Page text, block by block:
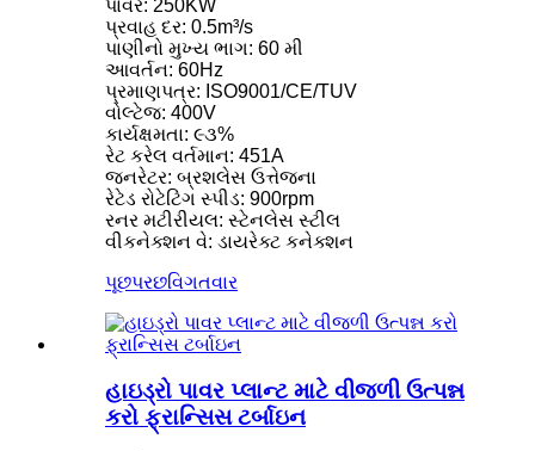
પાવર: 250KW
પ્રવાહ દર: 0.5m³/s
પાણીનો મુખ્ય ભાગ: 60 મી
આવર્તન: 60Hz
પ્રમાણપત્ર: ISO9001/CE/TUV
વોલ્ટેજ: 400V
કાર્યક્ષમતા: ૯૩%
રેટ કરેલ વર્તમાન: 451A
જનરેટર: બ્રશલેસ ઉત્તેજના
રેટેડ રોટેટિંગ સ્પીડ: 900rpm
રનર મટીરીયલ: સ્ટેનલેસ સ્ટીલ
વીકનેક્શન વે: ડાયરેક્ટ કનેક્શન
પૂછપરછવિગતવાર
હાઇડ્રો પાવર પ્લાન્ટ માટે વીજળી ઉત્પન્ન
કરો ફ્રાન્સિસ ટર્બાઇન